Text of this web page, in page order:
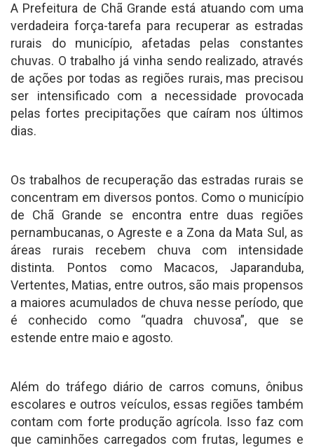
A Prefeitura de Chã Grande está atuando com uma
verdadeira força-tarefa para recuperar as estradas
rurais do município, afetadas pelas constantes
chuvas. O trabalho já vinha sendo realizado, através
de ações por todas as regiões rurais, mas precisou
ser intensificado com a necessidade provocada
pelas fortes precipitações que caíram nos últimos
dias.
Os trabalhos de recuperação das estradas rurais se
concentram em diversos pontos. Como o município
de Chã Grande se encontra entre duas regiões
pernambucanas, o Agreste e a Zona da Mata Sul, as
áreas rurais recebem chuva com intensidade
distinta. Pontos como Macacos, Japaranduba,
Vertentes, Matias, entre outros, são mais propensos
a maiores acumulados de chuva nesse período, que
é conhecido como “quadra chuvosa”, que se
estende entre maio e agosto.
Além do tráfego diário de carros comuns, ônibus
escolares e outros veículos, essas regiões também
contam com forte produção agrícola. Isso faz com
que caminhões carregados com frutas, legumes e